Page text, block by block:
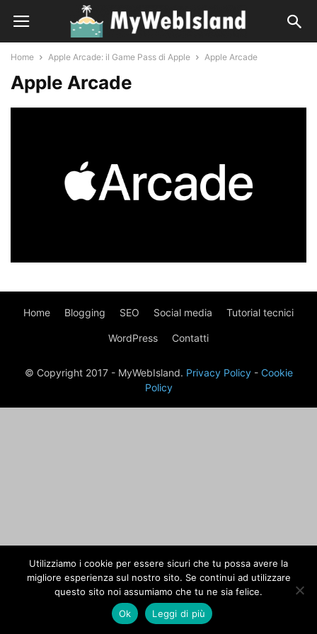
Home Apple Arcade: il Game Pass di Apple Apple Arcade
Apple Arcade
Home Blogging SEO Social media Tutorial tecnici
WordPress Contatti
© Copyright 2017 - MyWebIsland. Privacy Policy- Cookie
Policy
Utilizziamo i cookie per essere sicuri che tu possa avere la
migliore esperienza sul nostro sito. Se continui ad utilizzare
questo sito noi assumiamo che tu ne sia felice.
Ok
Leggi di più